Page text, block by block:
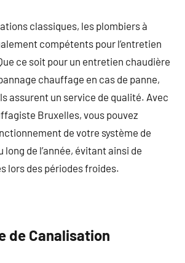
classiques, les plombiers à
compétents pour l’entretien
ce soit pour un entretien chaudière
chauffage en cas de panne,
assurent un service de qualité. Avec
Bruxelles, vous pouvez
de votre système de
de l’année, évitant ainsi de
lors des périodes froides.
de Canalisation